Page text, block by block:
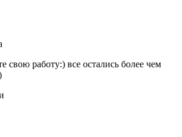
свою работу:) все остались более чем